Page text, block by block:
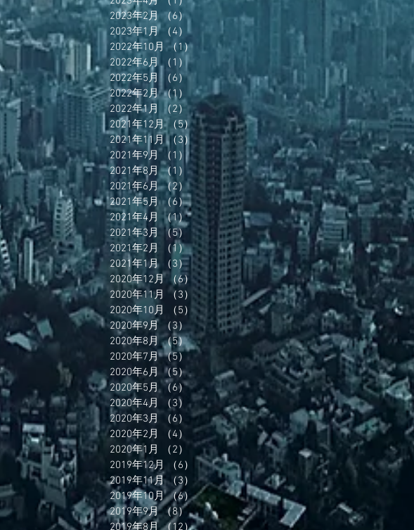
2023年2月 （6）6件の記事
2023年1月
（4）4件の記事
2022年10月 （1） 1件の記事
2022年6月 （1）1件の記事
2022年5月
（6）6件の記事
2022年2月 （1）
1件の記事
2022年1月
（2）2件の記事
2021年12月 （5）5件の記事
2021年11月 （3）3件の記事
2021年9月
（1）1件の記事
2021年8月 （1）1件の記事
2021年6月 （2）2件の記事
2021年5月 （6）6件の記事
2021年4月 （1）1件の記事
2021年3月
（5）
5件の記事
2021年2月
（1）1件の記事
2021年1月
（3）3件の記事
2020年12月
（6）6件の記事
2020年11月 （3）3件の記事
2020年10月
（5）5件の記事
2020年9月
（3） 3件の記事
2020年8月 （5）5件の記事
2020年7月 （5）
5件の記事
2020年6月
（5）5件の記事
2020年5月 （6）6件の記事
2020年4月
（3）3件の記事
2020年3月
（6）
6件の記事
2020年2月
（4）
4件の記事
2020年1月
（2）
2件の記事
2019年12月
（6）
6件の記事
2019年11月 （3）
3件の記事
2019年10月 （6）6件の記事
2019年9月 （8） 8件の記事
2019年8月 （12）12件の記事